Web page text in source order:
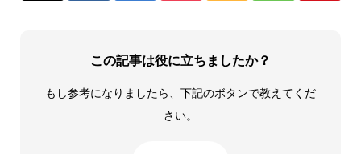
この記事は役に立ちましたか？
もし参考になりましたら、下記のボタンで教えてくだ
さい。